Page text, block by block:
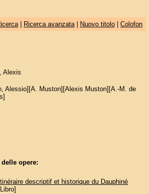
| Ricerca avanzata| Nuovo titolo| Colofon
Alexis
Alessio][A. Muston][Alexis Muston][A.-M. de
delle opere:
‎Itinéraire descriptif et historique du Dauphiné